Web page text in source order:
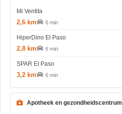
Mi Ventita
2,6 km 6 min
HiperDino El Paso
2,8 km 6 min
SPAR El Paso
3,2 km 6 min
Apotheek en gezondheidscentrum